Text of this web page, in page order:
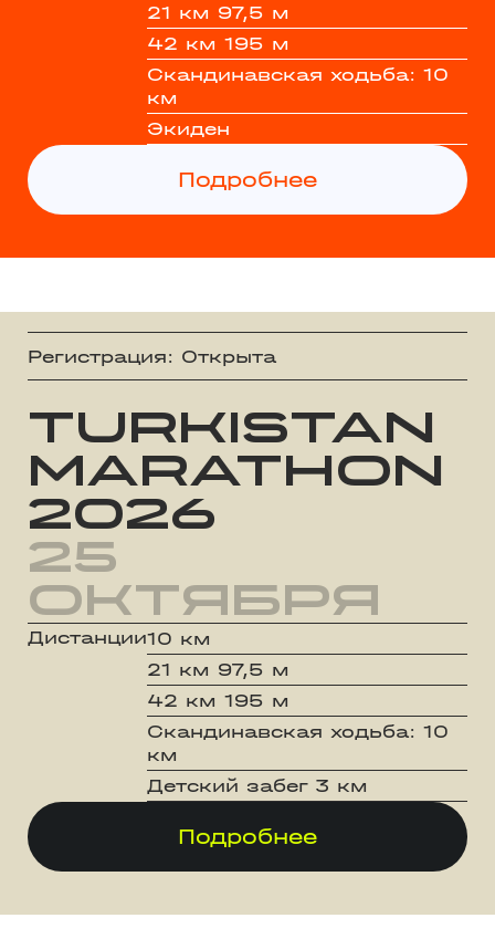
21 км 97,5 м
42 км 195 м
Скандинавская ходьба: 10
км
Экиден
Подробнее
Регистрация: Открыта
TURKISTAN
MARATHON
2026
25
октября
Дистанции10 км
21 км 97,5 м
42 км 195 м
Скандинавская ходьба: 10
км
Детский забег 3 км
Подробнее